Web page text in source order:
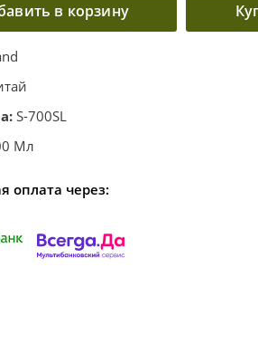
в корзину
S-700SL
Мл
оплата через: